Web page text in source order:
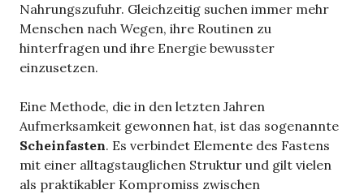
Nahrungszufuhr. Gleichzeitig suchen immer mehr
Menschen nach Wegen, ihre Routinen zu
hinterfragen und ihre Energie bewusster
einzusetzen.
Eine Methode, die in den letzten Jahren
Aufmerksamkeit gewonnen hat, ist das sogenannte
Scheinfasten. Es verbindet Elemente des Fastens
mit einer alltagstauglichen Struktur und gilt vielen
als praktikabler Kompromiss zwischen